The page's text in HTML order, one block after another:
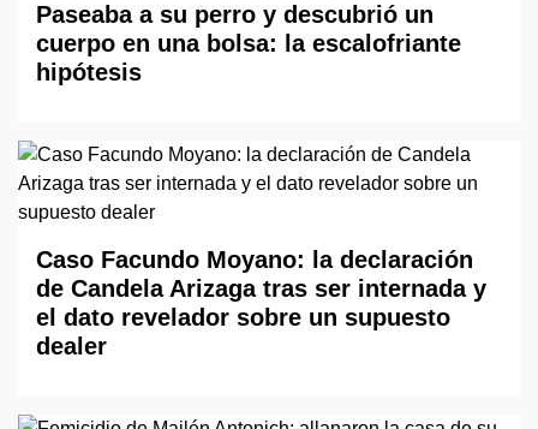
Paseaba a su perro y descubrió un
cuerpo en una bolsa: la escalofriante
hipótesis
Caso Facundo Moyano: la declaración
de Candela Arizaga tras ser internada y
el dato revelador sobre un supuesto
dealer